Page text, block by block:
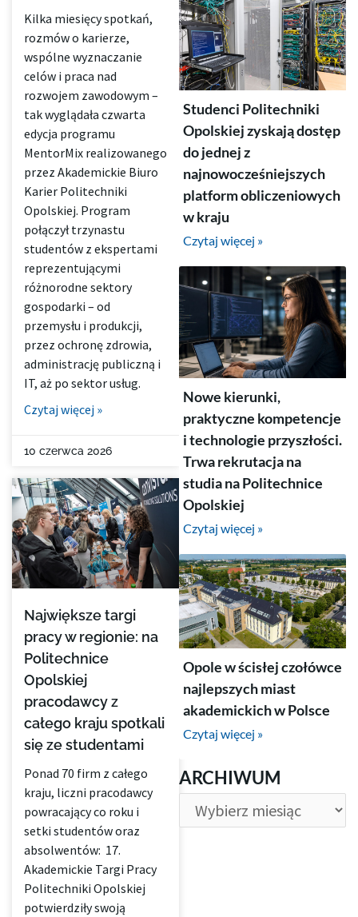
Kilka miesięcy spotkań,
rozmów o karierze,
wspólne wyznaczanie
celów i praca nad
rozwojem zawodowym –
tak wyglądała czwarta
edycja programu
MentorMix realizowanego
przez Akademickie Biuro
Karier Politechniki
Opolskiej. Program
połączył trzynastu
studentów z ekspertami
reprezentującymi
różnorodne sektory
gospodarki – od
przemysłu i produkcji,
przez ochronę zdrowia,
administrację publiczną i
IT, aż po sektor usług.
Czytaj więcej »
10 czerwca 2026
Największe targi
pracy w regionie: na
Politechnice
Opolskiej
pracodawcy z
całego kraju spotkali
się ze studentami
Ponad 70 firm z całego
kraju, liczni pracodawcy
powracający co roku i
setki studentów oraz
absolwentów: 17.
Akademickie Targi Pracy
Politechniki Opolskiej
potwierdziły swoją
Studenci Politechniki
Opolskiej zyskają dostęp
do jednej z
najnowocześniejszych
platform obliczeniowych
w kraju
Czytaj więcej »
Nowe kierunki,
praktyczne kompetencje
i technologie przyszłości.
Trwa rekrutacja na
studia na Politechnice
Opolskiej
Czytaj więcej »
Opole w ścisłej czołówce
najlepszych miast
akademickich w Polsce
Czytaj więcej »
ARCHIWUM
ARCHIWUM